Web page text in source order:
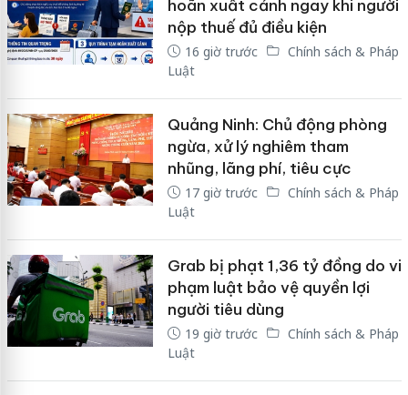
hoãn xuất cảnh ngay khi người
nộp thuế đủ điều kiện
16 giờ trước
Chính sách & Pháp
Luật
Quảng Ninh: Chủ động phòng
ngừa, xử lý nghiêm tham
nhũng, lãng phí, tiêu cực
17 giờ trước
Chính sách & Pháp
Luật
Grab bị phạt 1,36 tỷ đồng do vi
phạm luật bảo vệ quyền lợi
người tiêu dùng
19 giờ trước
Chính sách & Pháp
Luật